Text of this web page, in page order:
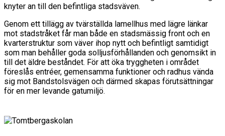
knyter an till den befintliga stadsväven.
Genom ett tillägg av tvärställda lamellhus med lägre länkar
mot stadstråket får man både en stadsmässig front och en
kvarterstruktur som väver ihop nytt och befintligt samtidigt
som man behåller goda solljusförhållanden och genomsikt in
till det äldre beståndet. För att öka tryggheten i området
föreslås entréer, gemensamma funktioner och radhus vända
sig mot Bandstolsvägen och därmed skapas förutsättningar
för en mer levande gatumiljö.